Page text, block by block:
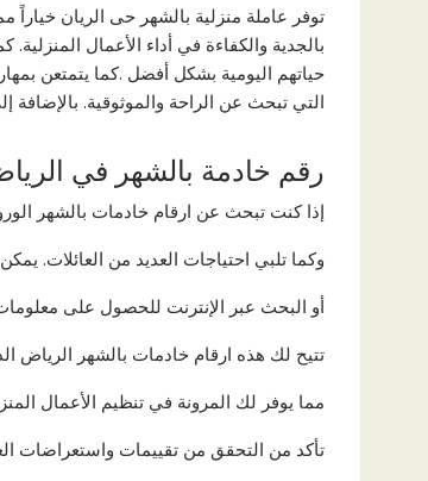
توفر عاملة منزلية بالشهر حى الريان
بالجدية والكفاءة في أداء الأعمال
حياتهم اليومية بشكل أفضل .كما يتمتعن
التي تبحث عن الراحة والموثوقية.
رقم خادمة بالشهر في
إذا كنت تبحث عن ارقام خادمات بالشهر
وكما تلبي احتياجات العديد من العائلات.
أو البحث عبر الإنترنت للحصول على
تتيح لك هذه ارقام خادمات بالشهر الرياض
مما يوفر لك المرونة في تنظيم الأعمال
تأكد من التحقق من تقييمات واستعراضات